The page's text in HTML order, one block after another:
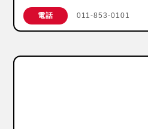
電話 011-853-0101